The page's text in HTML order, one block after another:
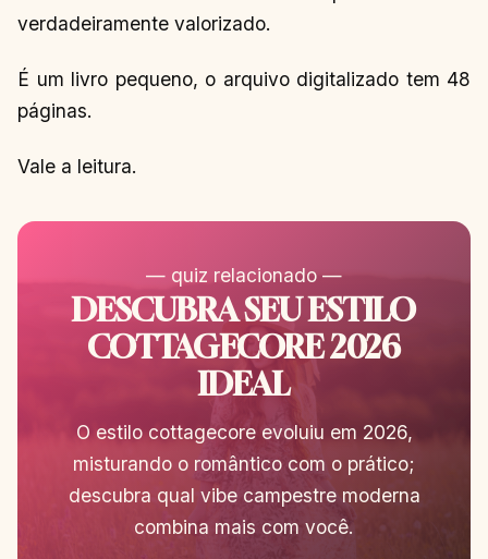
verdadeiramente valorizado.
É um livro pequeno, o arquivo digitalizado tem 48
páginas.
Vale a leitura.
— quiz relacionado —
DESCUBRA SEU ESTILO
COTTAGECORE 2026
IDEAL
O estilo cottagecore evoluiu em 2026,
misturando o romântico com o prático;
descubra qual vibe campestre moderna
combina mais com você.